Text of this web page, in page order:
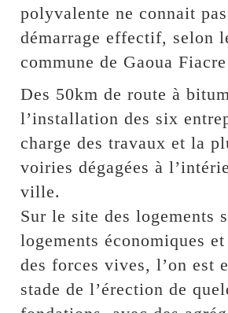
polyvalente ne connait
démarrage effectif, selon
commune de Gaoua
Des 50km de route à
l’installation des six
charge des travaux et la
voiries dégagées à
ville.
Sur le site des logements
logements économiques
des forces vives, l’on est
stade de l’érection de